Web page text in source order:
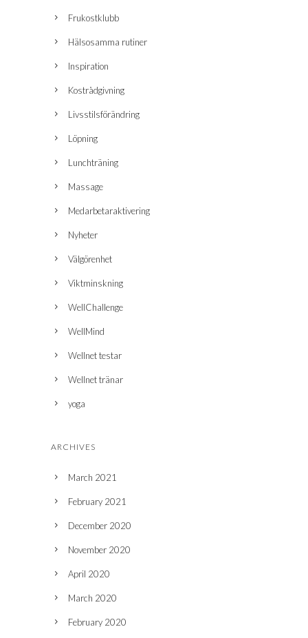
Frukostklubb
Hälsosamma rutiner
Inspiration
Kostrådgivning
Livsstilsförändring
Löpning
Lunchträning
Massage
Medarbetaraktivering
Nyheter
Välgörenhet
Viktminskning
WellChallenge
WellMind
Wellnet testar
Wellnet tränar
yoga
ARCHIVES
March 2021
February 2021
December 2020
November 2020
April 2020
March 2020
February 2020